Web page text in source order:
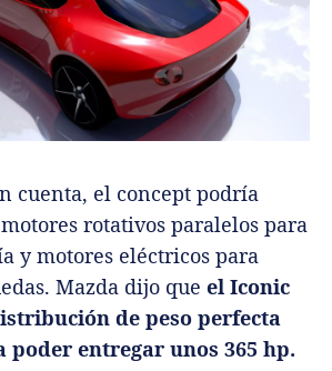
cuenta, el concept podría
rotativos paralelos para
y motores eléctricos para
Mazda dijo que el Iconic
de peso perfecta
poder entregar unos 365 hp.